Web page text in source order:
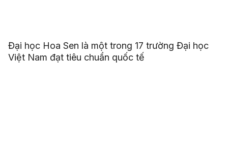
Đại học Hoa Sen là một trong 17 trường Đại học
Việt Nam đạt tiêu chuẩn quốc tế